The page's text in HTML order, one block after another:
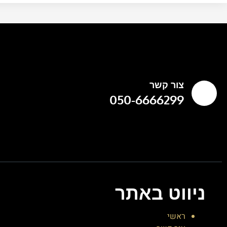
צור קשר
050-6666299
ניווט באתר
ראשי